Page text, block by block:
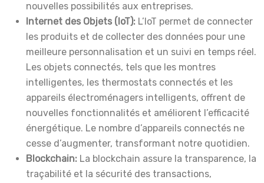
nouvelles possibilités aux entreprises.
Internet des Objets (IoT): L’IoT permet de connecter
les produits et de collecter des données pour une
meilleure personnalisation et un suivi en temps réel.
Les objets connectés, tels que les montres
intelligentes, les thermostats connectés et les
appareils électroménagers intelligents, offrent de
nouvelles fonctionnalités et améliorent l’efficacité
énergétique. Le nombre d’appareils connectés ne
cesse d’augmenter, transformant notre quotidien.
Blockchain: La blockchain assure la transparence, la
traçabilité et la sécurité des transactions,